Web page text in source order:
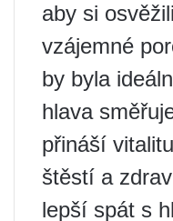
aby si
vzájemné
by byla
hlava
přináší
štěstí a
lepší spát s